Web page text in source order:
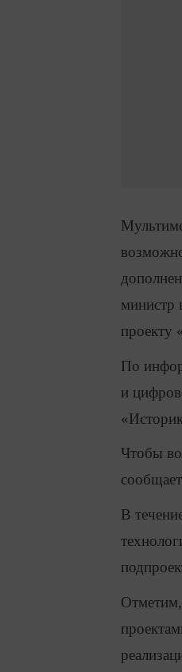
министр
проекту
По
и
Чтобы
В
Отметим,